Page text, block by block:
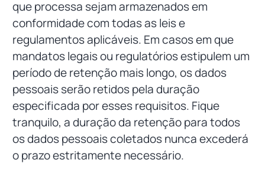
que processa sejam armazenados em
conformidade com todas as leis e
regulamentos aplicáveis. Em casos em que
mandatos legais ou regulatórios estipulem um
período de retenção mais longo, os dados
pessoais serão retidos pela duração
especificada por esses requisitos. Fique
tranquilo, a duração da retenção para todos
os dados pessoais coletados nunca excederá
o prazo estritamente necessário.